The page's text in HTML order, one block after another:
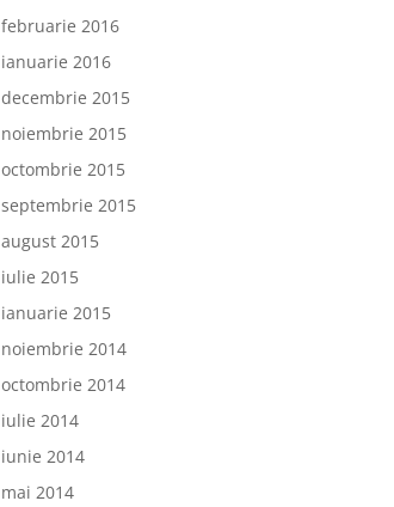
februarie 2016
ianuarie 2016
decembrie 2015
noiembrie 2015
octombrie 2015
septembrie 2015
august 2015
iulie 2015
ianuarie 2015
noiembrie 2014
octombrie 2014
iulie 2014
iunie 2014
mai 2014